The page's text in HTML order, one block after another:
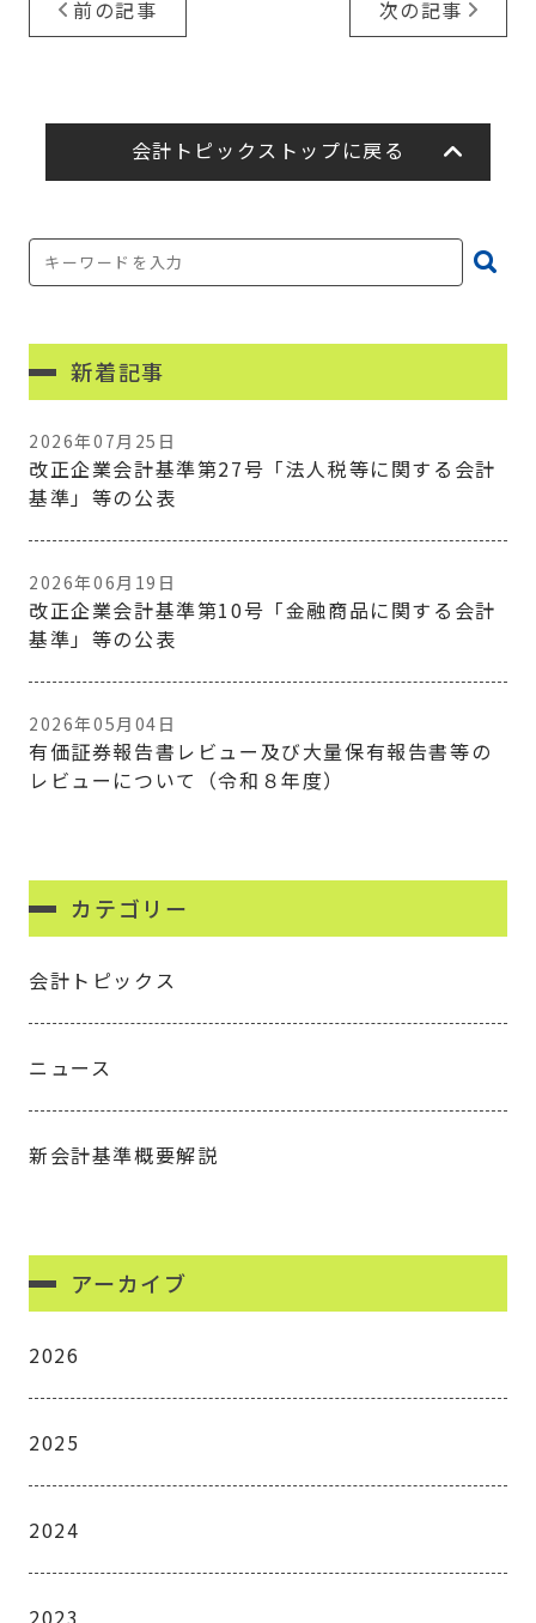
前の記事 次の記事
会計トピックストップに戻る
新着記事
2026年07月25日
改正企業会計基準第27号「法人税等に関する会計
基準」等の公表
2026年06月19日
改正企業会計基準第10号「金融商品に関する会計
基準」等の公表
2026年05月04日
有価証券報告書レビュー及び大量保有報告書等の
レビューについて（令和８年度）
カテゴリー
会計トピックス
ニュース
新会計基準概要解説
アーカイブ
2026
2025
2024
2023